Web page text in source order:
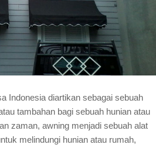
Indonesia diartikan sebagai sebuah
tambahan bagi sebuah hunian atau
zaman, awning menjadi sebuah alat
melindungi hunian atau rumah,